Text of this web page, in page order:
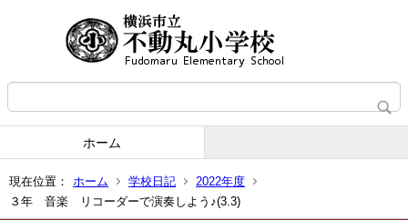
ホーム
現在位置： ホーム 学校日記
2022年度
３年 音楽 リコーダーで演奏しよう♪(3.3)